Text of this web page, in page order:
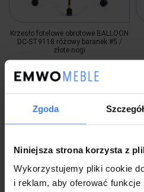
Zgoda
Niniejsza strona korzysta z
Wykorzystujemy pliki cookie
i reklam, aby oferować funkcje
Krzesło fotelowe obrotowe BALLOON
DC-ST9118 różowy baranek #5 /
złote nogi
549,00 zł
do koszyka